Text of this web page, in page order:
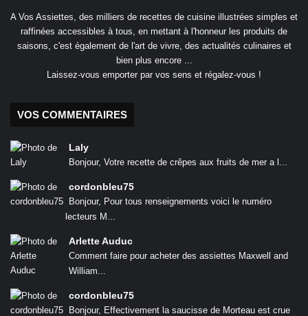
A Vos Assiettes, des milliers de recettes de cuisine illustrées simples et
raffinées accessibles à tous, en mettant à l'honneur les produits de
saisons, c'est également de l'art de vivre, des actualités culinaires et
bien plus encore ...
Laissez-vous emporter par vos sens et régalez-vous !
VOS COMMENTAIRES
Laly
Bonjour, Votre recette de crêpes aux fruits de mer a l...
cordonbleu75
Bonjour, Pour tous renseignements voici le numéro
lecteurs M...
Arlette Auduc
Comment faire pour acheter des assiettes Maxwell and
William...
cordonbleu75
Bonjour, Effectivement la saucisse de Morteau est crue